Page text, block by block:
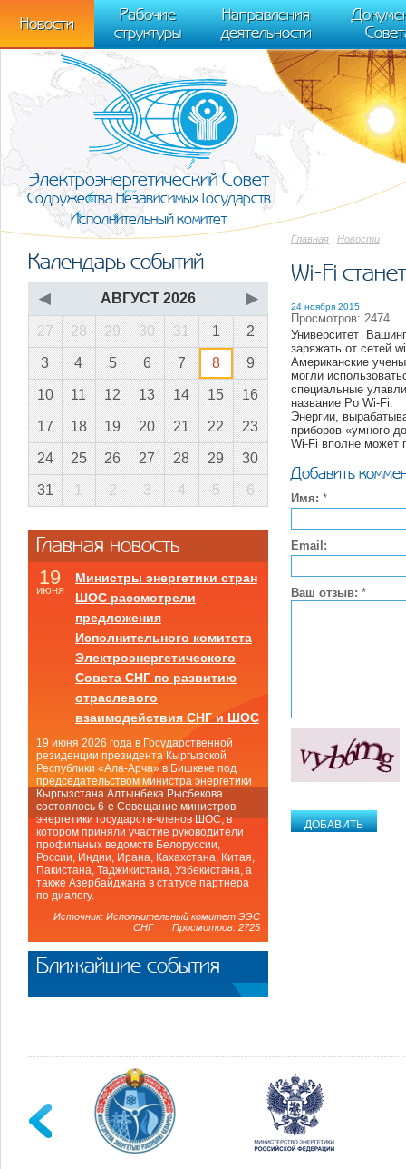
m[i].l=1*new Date(); for (var j = 0; j < document.scripts.length; j++) {if
[0],k.async=1,k.src=r,a.parentNode.insertBefore(k,a)}) (window,
trackLinks:true, accurateTrackBounce:true });
Новости
Рабочие
структуры
Направления
деятельности
Электроэнергетический Совет
Содружества Независимых Государств
Исполнительный комитет
Главная | Новости
Wi-Fi
24 ноября 2015
Просмотров: 2474
Университет
заряжать от сетей
Американские
могли
специальные
название Po Wi-Fi.
Энергии,
приборов «умного
Wi-Fi вполне может
Добавить
Имя: *
Email:
Ваш отзыв: *
Календарь событий
◀ АВГУСТ 2026 ▶
27 28 29 30 31 1 2
3 4 5 6 7 8 9
10 11 12 13 14 15 16
17 18 19 20 21 22 23
24 25 26 27 28 29 30
31 1 2 3 4 5 6
Главная новость
19
июня
Министры энергетики стран
ШОС рассмотрели
предложения
Исполнительного комитета
Электроэнергетического
Совета СНГ по развитию
отраслевого
взаимодействия СНГ и ШОС
19 июня 2026 года в Государственной
резиденции президента Кыргызской
Республики «Ала-Арча» в Бишкеке под
председательством министра энергетики
Кыргызстана Алтынбека Рысбекова
состоялось 6-е Совещание министров
энергетики государств-членов ШОС, в
котором приняли участие руководители
профильных ведомств Белоруссии,
России, Индии, Ирана, Кахахстана, Китая,
Пакистана, Таджикистана, Узбекистана, а
также Азербайджана в статусе партнера
по диалогу.
Источник: Исполнительный комитет ЭЭС
СНГ Просмотров: 2725
Ближайшие события